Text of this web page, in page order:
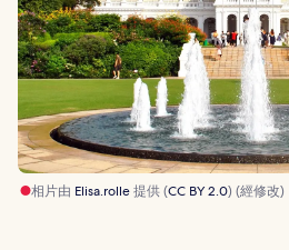
相片由 Elisa.rolle提供 (CC BY 2.0) (經修改)